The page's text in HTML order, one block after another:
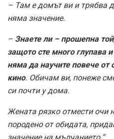
– Там е домът ви и трябва
няма значение.
– Знаете ли – прошепна
защото сте много глупава
няма да научите повече от
кино. Обичам ви, понеже
си почти у дома.
Жената рязко отмести очи
породено от обидата,